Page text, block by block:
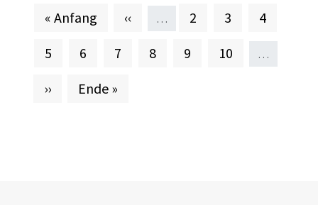
Erste Seite
« Anfang Vorherige Seite
‹‹ … Seite
2 Seite
3 Seite
4
Seite
5 Aktuelle Seite
6 Seite
7 Seite
8 Seite
9 Seite
10 …
Nächste Seite
›› Letzte Seite
Ende »